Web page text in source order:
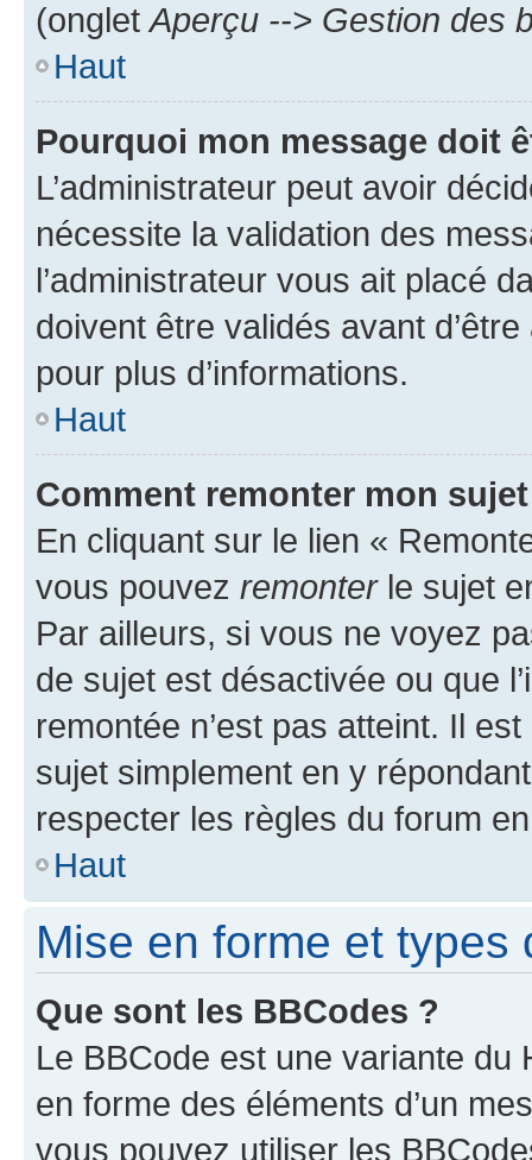
(ongletAperçu --> Gestion des
Haut
Pourquoi mon message doit
L’administrateur peut avoir
nécessite la validation des
l’administrateur vous ait placé
doivent être validés avant
pour plus d’informations.
Haut
Comment remonter mon
En cliquant sur le lien «
vous pouvez remonterle sujet
Par ailleurs, si vous ne voyez
de sujet est désactivée ou que
remontée n’est pas atteint. Il
sujet simplement en y
respecter les règles du forum
Haut
Mise en forme et types
Que sont les BBCodes ?
Le BBCode est une variante du
en forme des éléments d’un
vous pouvez utiliser les